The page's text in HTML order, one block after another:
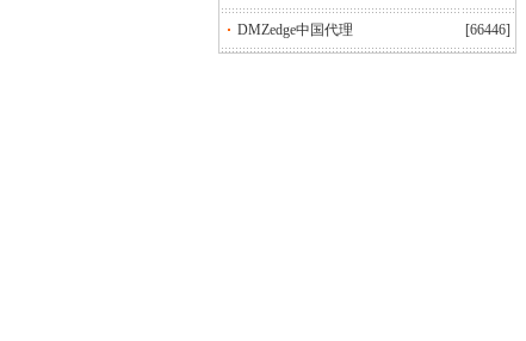
DMZedge中国代理 [66446]